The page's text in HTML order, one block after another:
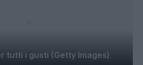
tutti i gusti (Getty Images)